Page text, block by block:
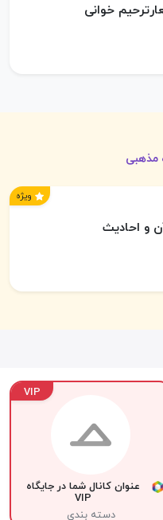
خوانی
مذهبی
ویژه
و احادیث
VIP
عنوان کانال شما در جایگاه
VIP
دسته بندی